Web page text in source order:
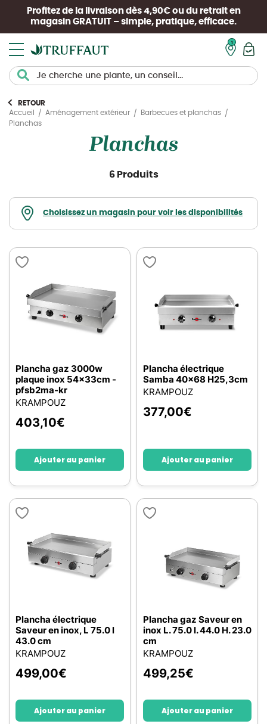
Profitez de la livraison dès 4,90€ ou du retrait en
magasin GRATUIT – simple, pratique, efficace.
RETOUR
Accueil
Aménagement extérieur
Barbecues et planchas
Planchas
Planchas
6 Produits
Choisissez un magasin pour voir les disponibilités
Plancha gaz 3000w
plaque inox 54x33cm -
pfsb2ma-kr
KRAMPOUZ
403,10€
Ajouter au panier
Plancha électrique
Samba 40x68 H25,3cm
KRAMPOUZ
377,00€
Ajouter au panier
Plancha électrique
Saveur en inox, L 75.0 l
43.0 cm
KRAMPOUZ
499,00€
Ajouter au panier
Plancha gaz Saveur en
inox L. 75.0 l. 44.0 H. 23.0
cm
KRAMPOUZ
499,25€
Ajouter au panier